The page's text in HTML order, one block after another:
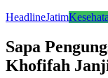
HeadlineJatim
Sapa
Khofifah